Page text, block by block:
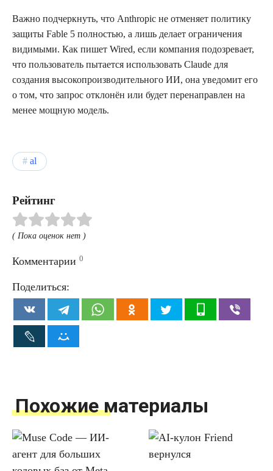
Важно подчеркнуть, что Anthropic не отменяет политику
защиты Fable 5 полностью, а лишь делает ограничения
видимыми. Как пишет Wired, если компания подозревает,
что пользователь пытается использовать Claude для
создания высокопроизводительного ИИ, она уведомит его
о том, что запрос отклонён или будет перенаправлен на
менее мощную модель.
al
Рейтинг
( Пока оценок нет )
Комментарии 0
Поделиться:
Похожие материалы